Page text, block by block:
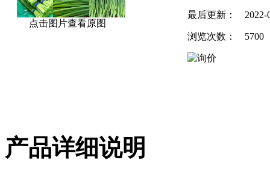
点击图片查看原图
最后更新： 2022-
浏览次数： 5700
产品详细说明